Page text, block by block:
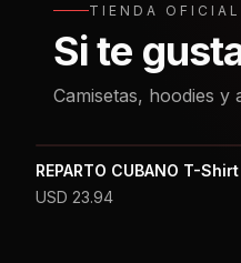
TIENDA
Si te
Camisetas, hoodies y
REPARTO CUBANO T-Shirt
USD 23.94